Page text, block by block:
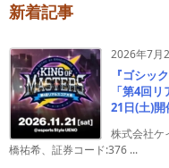
新着記事
2026年7月
『ゴシッ
「第4回
21日(土)開
株式会社ケ
橋祐希、証券コード:376 ...